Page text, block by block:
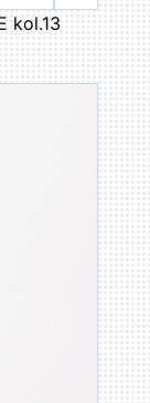
kol.13